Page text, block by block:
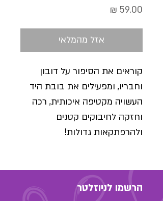
אזל מהמלאי
קוראים את הסיפור על דובון
וחבריו, ומפעילים את בובת היד
העשויה מקטיפה איכותית, רכה
וחזקה לחיבוקים קטנים
ולהרפתקאות גדולות!
הרשמו לניוזלטר